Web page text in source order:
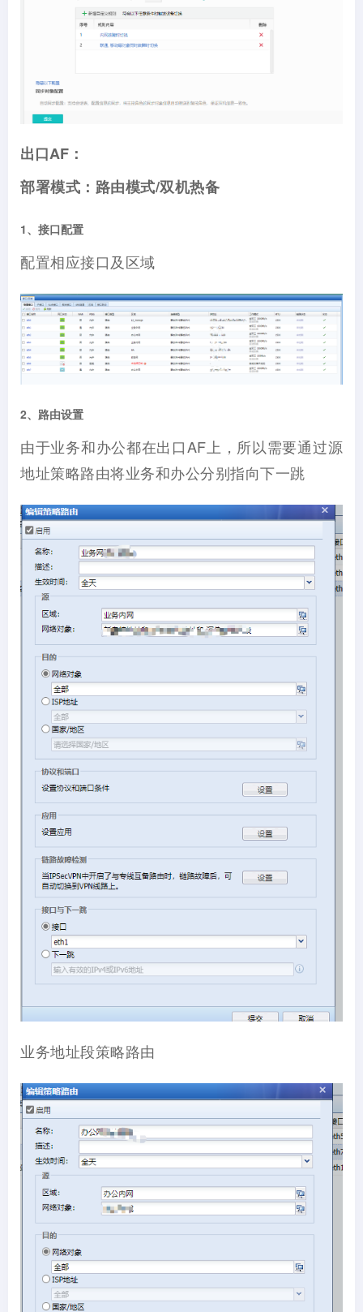
出口AF：
部署模式：路由模式/双机热备
1、接口配置
配置相应接口及区域
2、路由设置
由于业务和办公都在出口AF上，所以需要通过源
地址策略路由将业务和办公分别指向下一跳
业务地址段策略路由